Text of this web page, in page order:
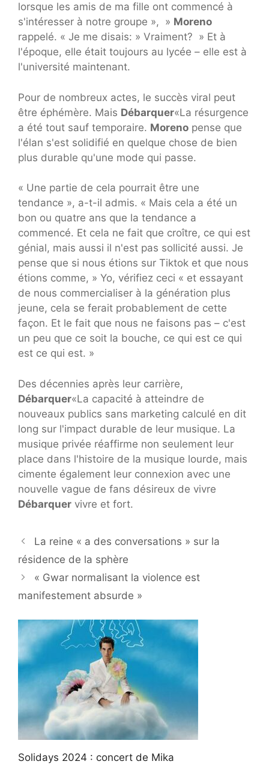
lorsque les amis de ma fille ont commencé à
s'intéresser à notre groupe », » Moreno
rappelé. « Je me disais: » Vraiment? » Et à
l'époque, elle était toujours au lycée – elle est à
l'université maintenant.
Pour de nombreux actes, le succès viral peut
être éphémère. Mais Débarquer«La résurgence
a été tout sauf temporaire. Moreno pense que
l'élan s'est solidifié en quelque chose de bien
plus durable qu'une mode qui passe.
« Une partie de cela pourrait être une
tendance », a-t-il admis. « Mais cela a été un
bon ou quatre ans que la tendance a
commencé. Et cela ne fait que croître, ce qui est
génial, mais aussi il n'est pas sollicité aussi. Je
pense que si nous étions sur Tiktok et que nous
étions comme, » Yo, vérifiez ceci « et essayant
de nous commercialiser à la génération plus
jeune, cela se ferait probablement de cette
façon. Et le fait que nous ne faisons pas – c'est
un peu que ce soit la bouche, ce qui est ce qui
est ce qui est. »
Des décennies après leur carrière,
Débarquer«La capacité à atteindre de
nouveaux publics sans marketing calculé en dit
long sur l'impact durable de leur musique. La
musique privée réaffirme non seulement leur
place dans l'histoire de la musique lourde, mais
cimente également leur connexion avec une
nouvelle vague de fans désireux de vivre
Débarquer vivre et fort.
La reine « a des conversations » sur la
résidence de la sphère
« Gwar normalisant la violence est
manifestement absurde »
Solidays 2024 : concert de Mika